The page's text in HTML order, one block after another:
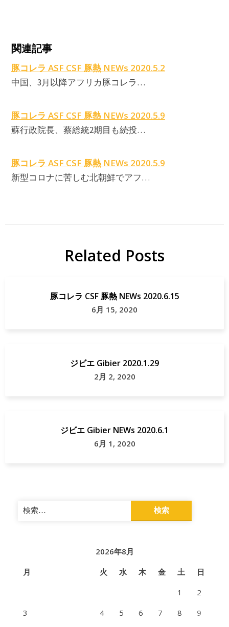
関連記事
豚コレラ ASF CSF 豚熱 NEWs 2020.5.2
中国、3月以降アフリカ豚コレラ…
豚コレラ ASF CSF 豚熱 NEWs 2020.5.9
蘇行政院長、蔡総統2期目も続投…
豚コレラ ASF CSF 豚熱 NEWs 2020.5.9
新型コロナに苦しむ北朝鮮でアフ…
Related Posts
豚コレラ CSF 豚熱 NEWs 2020.6.15
6月 15, 2020
ジビエ Gibier 2020.1.29
2月 2, 2020
ジビエ Gibier NEWs 2020.6.1
6月 1, 2020
検
索:
2026年8月
月
火 水 木 金 土
日
1
2
3
4 5 6 7 8
9